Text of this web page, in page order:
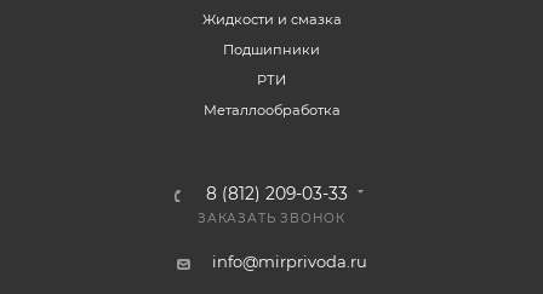
Жидкости и смазка
Подшипники
РТИ
Металлообработка
8 (812) 209-03-33
ЗАКАЗАТЬ ЗВОНОК
info@mirprivoda.ru